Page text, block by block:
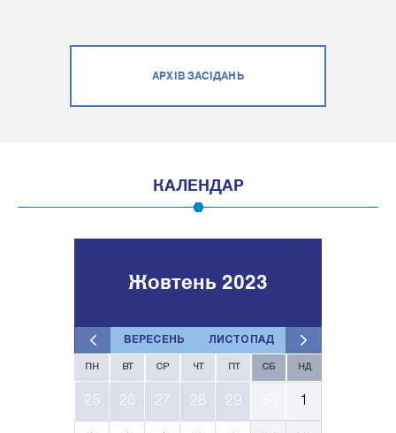
АРХІВ ЗАСІДАНЬ
КАЛЕНДАР
ВЕРЕСЕНЬ ЛИСТОПАД
Жовтень 2023
ПН ВТ СР ЧТ СБ НД
25 26 27 28 29